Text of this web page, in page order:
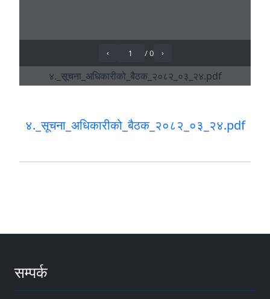
४._सूचना_अधिकारीको_बैठक_२०८२_०३_२४.pdf
सम्पर्क